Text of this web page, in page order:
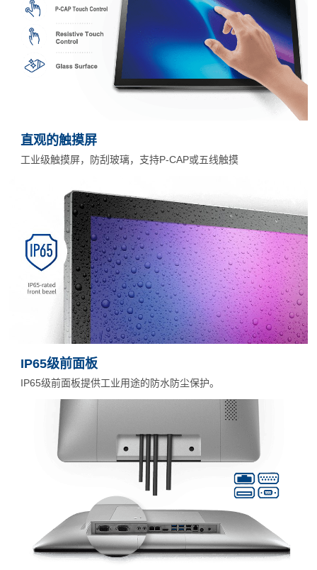
直观的触摸屏
工业级触摸屏，防刮玻璃，支持P-CAP或五线触摸
IP65级前面板
IP65级前面板提供工业用途的防水防尘保护。